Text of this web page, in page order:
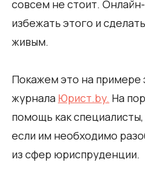
совсем не стоит.
избежать этого и
живым.
Покажем это на примере
журнала Юрист.by. На
помощь как
если им необходимо
из сфер юриспруденции.